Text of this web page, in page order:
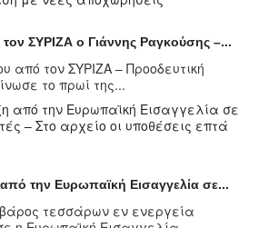
ΣΥΡΙΖΑ ο Γιάννης Ραγκούσης –...
από τον ΣΥΡΙΖΑ – Προοδευτική
το πρωί της...
την Ευρωπαϊκή Εισαγγελία σε...
βάρος τεσσάρων εν ενεργεία